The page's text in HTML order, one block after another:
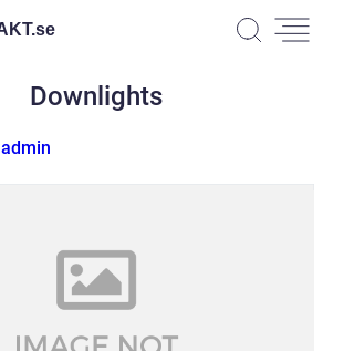
se
Downlights
admin